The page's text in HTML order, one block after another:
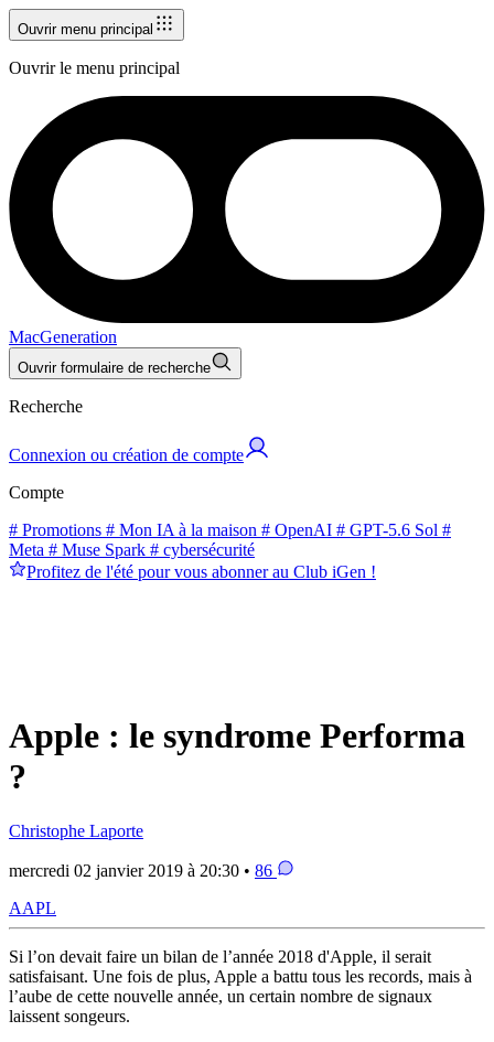
Ouvrir menu principal
Ouvrir le menu principal
MacGeneration
Ouvrir formulaire de recherche
Recherche
Connexion ou création de compte
Compte
# Promotions # Mon IA à la maison # OpenAI # GPT-5.6 Sol #
Meta # Muse Spark # cybersécurité
Profitez de l'été pour vous abonner au Club iGen !
Apple : le syndrome Performa
?
Christophe Laporte
mercredi 02 janvier 2019 à 20:30 • 86
AAPL
Si l’on devait faire un bilan de l’année 2018 d'Apple, il serait
satisfaisant. Une fois de plus, Apple a battu tous les records, mais à
l’aube de cette nouvelle année, un certain nombre de signaux
laissent songeurs.